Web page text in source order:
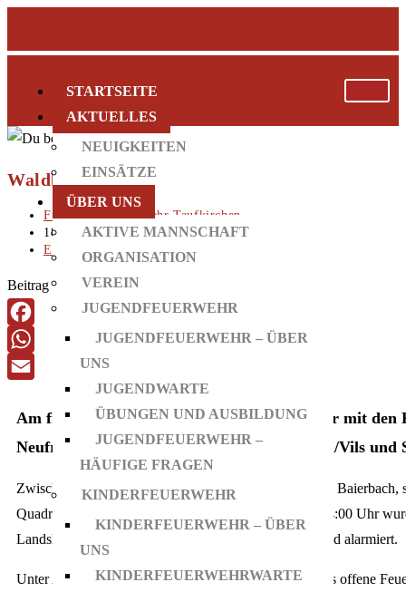
STARTSEITE
AKTUELLES
NEUIGKEITEN
EINSÄTZE
ÜBER UNS
AKTIVE MANNSCHAFT
ORGANISATION
VEREIN
JUGENDFEUERWEHR
JUGENDFEUERWEHR – ÜBER
UNS
JUGENDWARTE
ÜBUNGEN UND AUSBILDUNG
JUGENDFEUERWEHR –
HÄUFIGE FRAGEN
KINDERFEUERWEHR
KINDERFEUERWEHR – ÜBER
UNS
KINDERFEUERWEHRWARTE
Waldbrand bei Baierbach
Freiwillige Feuerwehr Taufkirchen
18. April 2020
Einsatzbericht
Beitrag teilen:
Facebook
WhatsApp
Am frühen Nachmittag des 18.03. wurden wir mit den
Neufraunhofen, Georgenzell, Vilslern, Velden/Vils
Zwischen Unterhausbach und Schlott, in der Gemeinde Baierbach,
Quadratmeter großes Waldstück in Flammen. Gegen 14:00 Uhr
Landshut und Erding zu einem ausgedehnten Waldbrand alarmiert.
Unter Atemschutz konnten die Kameraden zunächst das offene